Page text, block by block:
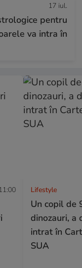
17 iul.
pentru
va intra în
11:00 Lifestyle
Un copil de
dinozauri, a
intrat în
SUA